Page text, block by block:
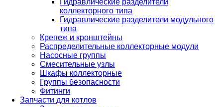
Гидравлические разделители
коллекторного типа
Гидравлические разделители модульного
типа
Крепеж и кронштейны
Распределительные коллекторные модули
Насосные группы
Смесительные узлы
Шкафы коллекторные
Группы безопасности
Фитинги
Запчасти для котлов